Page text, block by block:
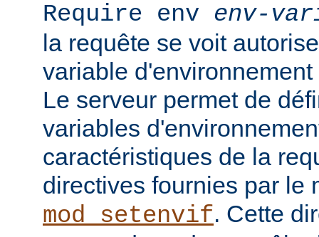
Require env env-
la requête se voit
variable d'environnement
Le serveur permet de
variables
caractéristiques de la
directives fournies par le
mod_setenvif. Cette